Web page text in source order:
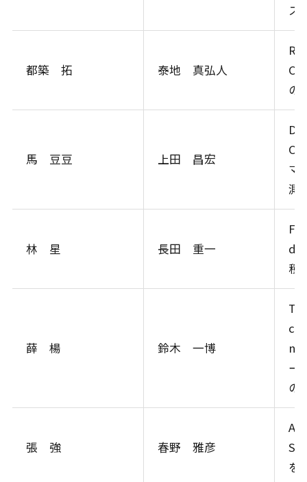
ス
都築 拓 泰地 真弘人
の
馬 豆豆 上田 昌宏
マ
測
林 星 長田 重一
種
薛 楊 鈴木 一博
T
ー
の
張 強 春野 雅彦
を